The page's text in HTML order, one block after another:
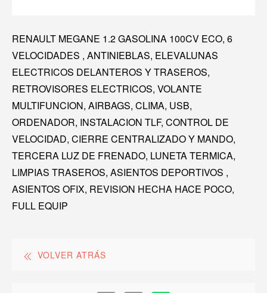
RENAULT MEGANE 1.2 GASOLINA 100CV ECO, 6
VELOCIDADES , ANTINIEBLAS, ELEVALUNAS
ELECTRICOS DELANTEROS Y TRASEROS,
RETROVISORES ELECTRICOS, VOLANTE
MULTIFUNCION, AIRBAGS, CLIMA, USB,
ORDENADOR, INSTALACION TLF, CONTROL DE
VELOCIDAD, CIERRE CENTRALIZADO Y MANDO,
TERCERA LUZ DE FRENADO, LUNETA TERMICA,
LIMPIAS TRASEROS, ASIENTOS DEPORTIVOS ,
ASIENTOS OFIX, REVISION HECHA HACE POCO,
FULL EQUIP
VOLVER ATRÁS